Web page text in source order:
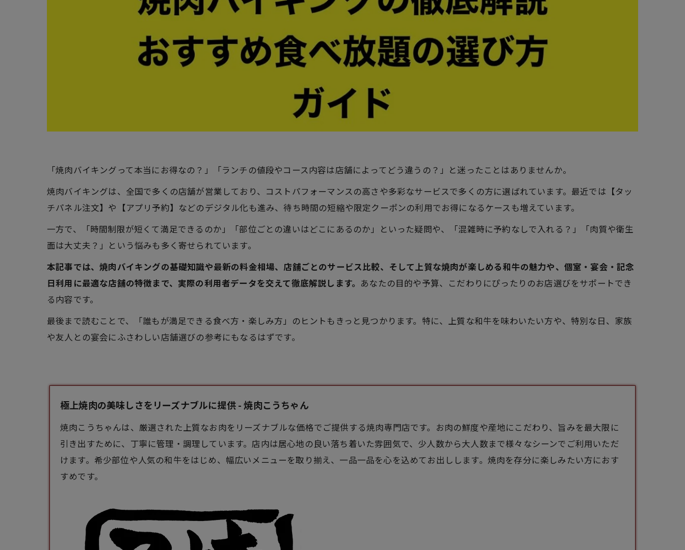
「焼肉バイキングって本当にお得なの？」「ランチの値段やコース内容は店舗によってどう違うの？」と迷ったことはありませんか。
焼肉バイキングは、全国で多くの店舗が営業しており、コストパフォーマンスの高さや多彩なサービスで多くの方に選ばれています。最近では【タッ
チパネル注文】や【アプリ予約】などのデジタル化も進み、待ち時間の短縮や限定クーポンの利用でお得になるケースも増えています。
一方で、「時間制限が短くて満足できるのか」「部位ごとの違いはどこにあるのか」といった疑問や、「混雑時に予約なしで入れる？」「肉質や衛生
面は大丈夫？」という悩みも多く寄せられています。
本記事では、焼肉バイキングの基礎知識や最新の料金相場、店舗ごとのサービス比較、そして上質な焼肉が楽しめる和牛の魅力や、個室・宴会・記念
日利用に最適な店舗の特徴まで、実際の利用者データを交えて徹底解説します。 あなたの目的や予算、こだわりにぴったりのお店選びをサポートでき
る内容です。
最後まで読むことで、「誰もが満足できる食べ方・楽しみ方」のヒントもきっと見つかります。特に、上質な和牛を味わいたい方や、特別な日、家族
や友人との宴会にふさわしい店舗選びの参考にもなるはずです。
極上焼肉の美味しさをリーズナブルに提供 - 焼肉こうちゃん
焼肉こうちゃんは、厳選された上質なお肉をリーズナブルな価格でご提供する焼肉専門店です。お肉の鮮度や産地にこだわり、旨みを最大限に
引き出すために、丁寧に管理・調理しています。店内は居心地の良い落ち着いた雰囲気で、少人数から大人数まで様々なシーンでご利用いただ
けます。希少部位や人気の和牛をはじめ、幅広いメニューを取り揃え、一品一品を心を込めてお出しします。焼肉を存分に楽しみたい方におす
すめです。